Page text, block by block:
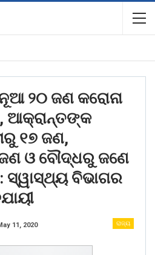
୨୦ ଜଣ କରୋନା
ଆକ୍ରାନ୍ତଙ୍କ
୧୭ ଜଣ,
ଓ ବୌଦ୍ଧରୁ ଜଣେ
ସ୍ୱାସ୍ଥ୍ୟ ବିଭାଗର
ରାଜ୍ୟ
11, 2020